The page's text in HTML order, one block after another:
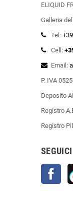
ELIQUID
Galleria
Tel:
Cell:
Email:
P. IVA
Deposito
Registro
Registro
SEGUICI